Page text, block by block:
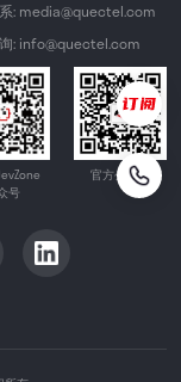
: media@quectel.com
: info@quectel.com
号
官方公众号